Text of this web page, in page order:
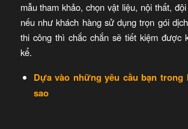
mẫu tham khảo, chọn vật liệu, nội thất,
nếu như khách hàng sử dụng trọn gói
thi công thì chắc chắn sẽ tiết kiệm được
kể.
Dựa vào những yêu cầu bạn trong
sao